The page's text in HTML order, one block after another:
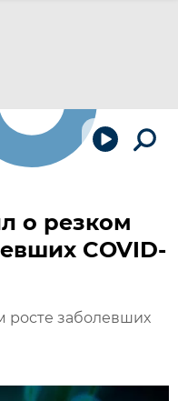
о резком
COVID-
заболевших